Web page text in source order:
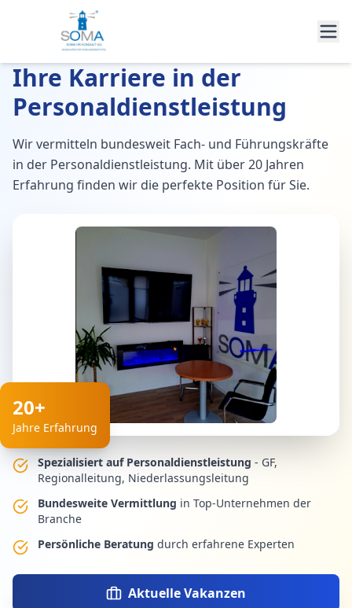
Ihre Karriere in der
Personaldienstleistung
Wir vermitteln bundesweit Fach- und Führungskräfte
in der Personaldienstleistung. Mit über 20 Jahren
Erfahrung finden wir die perfekte Position für Sie.
20+
Jahre Erfahrung
Spezialisiert auf Personaldienstleistung - GF,
Regionalleitung, Niederlassungsleitung
Bundesweite Vermittlung in Top-Unternehmen der
Branche
Persönliche Beratung durch erfahrene Experten
Aktuelle Vakanzen